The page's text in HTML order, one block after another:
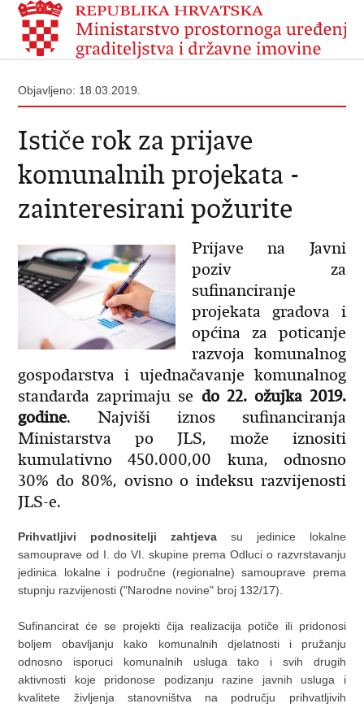
Objavljeno: 18.03.2019.
Ističe rok za prijave
komunalnih projekata -
zainteresirani požurite
Prijave na Javni
poziv za
sufinanciranje
projekata gradova i
općina za poticanje
razvoja komunalnog
gospodarstva i ujednačavanje komunalnog
standarda zaprimaju se do 22. ožujka 2019.
godine. Najviši iznos sufinanciranja
Ministarstva po JLS, može iznositi
kumulativno 450.000,00 kuna, odnosno
30% do 80%, ovisno o indeksu razvijenosti
JLS-e.
Prihvatljivi podnositelji zahtjeva su jedinice lokalne
samouprave od I. do VI. skupine prema Odluci o razvrstavanju
jedinica lokalne i područne (regionalne) samouprave prema
stupnju razvijenosti ("Narodne novine" broj 132/17).
Sufinancirat će se projekti čija realizacija potiče ili pridonosi
boljem obavljanju kako komunalnih djelatnosti i pružanju
odnosno isporuci komunalnih usluga tako i svih drugih
aktivnosti koje pridonose podizanju razine javnih usluga i
kvalitete življenja stanovništva na području prihvatljivih